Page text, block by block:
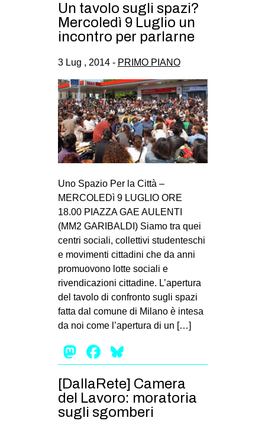
Un tavolo sugli spazi?
Mercoledì 9 Luglio un
incontro per parlarne
3 Lug , 2014 - PRIMO PIANO
Uno Spazio Per la Città –
MERCOLEDì 9 LUGLIO ORE
18.00 PIAZZA GAE AULENTI
(MM2 GARIBALDI) Siamo tra quei
centri sociali, collettivi studenteschi
e movimenti cittadini che da anni
promuovono lotte sociali e
rivendicazioni cittadine. L’apertura
del tavolo di confronto sugli spazi
fatta dal comune di Milano è intesa
da noi come l’apertura di un […]
Mastodon
Facebook
[DallaRete] Camera
del Lavoro: moratoria
sugli sgomberi